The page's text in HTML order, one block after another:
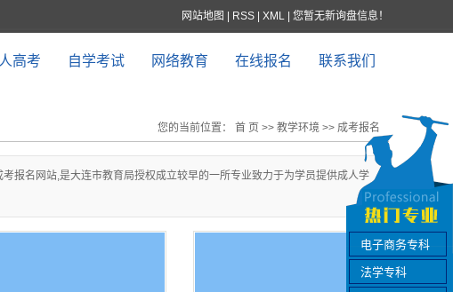
网站地图 RSS XML 您暂无新询盘信息！
高考 自学考试 网络教育 在线报名 联系我们
您的当前位置： 首 页 >> 教学环境 >> 成考报名
报名网站,是大连市教育局授权成立较早的一所专业致力于为学员提供成人学
电子商务专科
法学专科